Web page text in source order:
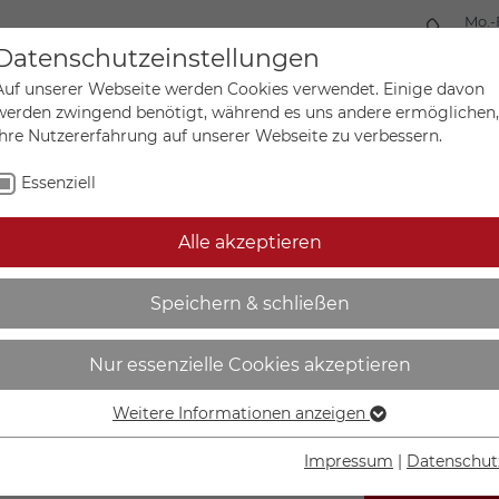
Mein
Sonderanfertigungen
aus zwei
IN DEN
unserer Webseite werden Cookies verwendet. Einige davon
zwingend benötigt, während es uns andere ermöglichen,
Nutzererfahrung auf unserer Webseite zu verbessern.
Essenziell
Alle akzeptieren
Speichern & schließen
Nur essenzielle Cookies akzeptieren
Essenzielle Cookies werden für grundlegende Funktionen der
Weitere Informationen anzeigen
Impressum